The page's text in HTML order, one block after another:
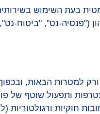
בעת השימוש בשירותים
("פנסיה-נט", "ביטוח-
לחוק, נשתמש במידע אך ורק
ותפעול שוטף של
חוקיות ורגולטוריות